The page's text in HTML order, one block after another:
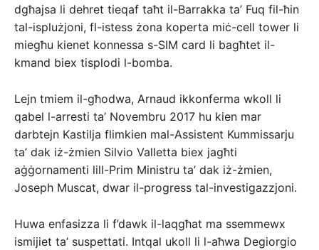
dgħajsa li dehret tieqaf taħt il-Barrakka ta’ Fuq fil-ħin
tal-isplużjoni, fl-istess żona koperta miċ-cell tower li
miegħu kienet konnessa s-SIM card li bagħtet il-
kmand biex tisplodi l-bomba.
Lejn tmiem il-għodwa, Arnaud ikkonferma wkoll li
qabel l-arresti ta’ Novembru 2017 hu kien mar
darbtejn Kastilja flimkien mal-Assistent Kummissarju
ta’ dak iż-żmien Silvio Valletta biex jagħti
aġġornamenti lill-Prim Ministru ta’ dak iż-żmien,
Joseph Muscat, dwar il-progress tal-investigazzjoni.
Huwa enfasizza li f’dawk il-laqgħat ma ssemmewx
ismijiet ta’ suspettati. Intqal ukoll li l-aħwa Degiorgio